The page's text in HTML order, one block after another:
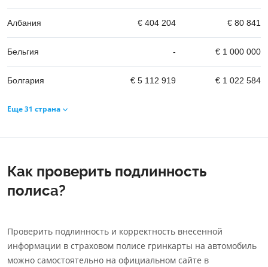
Албания € 404 204 € 80 841
Бельгия - € 1 000 000
Болгария € 5 112 919 € 1 022 584
Еще 31 страна
Как проверить подлинность
полиса?
Проверить подлинность и корректность внесенной
информации в страховом полисе гринкарты на автомобиль
можно самостоятельно на официальном сайте в